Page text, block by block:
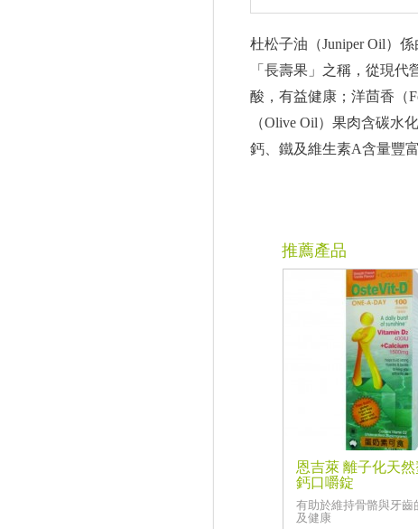
杜松子油（Juniper Oil）
「長壽果」之稱，從現
酸，有益健康；洋茴香（
（Olive Oil）果肉含碳水
鈣、鐵及維生素A含量豐
推薦產品
恩吉萊 離子化天
鈣口嚼錠
有助於維持骨骼與牙齒
及健康